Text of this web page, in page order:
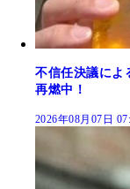
不信任決議によ
再燃中！
2026年08月07日